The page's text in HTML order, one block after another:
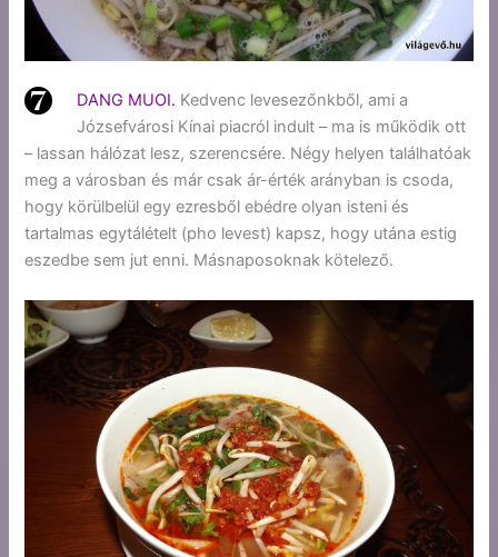
DANG MUOI. Kedvenc levesezőnkből, ami a
Józsefvárosi Kínai piacról indult – ma is működik ott
– lassan hálózat lesz, szerencsére. Négy helyen találhatóak
meg a városban és már csak ár-érték arányban is csoda,
hogy körülbelül egy ezresből ebédre olyan isteni és
tartalmas egytálételt (pho levest) kapsz, hogy utána estig
eszedbe sem jut enni. Másnaposoknak kötelező.